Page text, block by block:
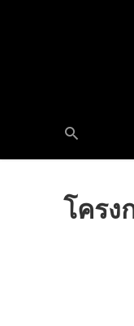
โครง